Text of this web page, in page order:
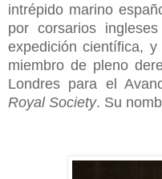
intrépido marino
por corsarios
expedición científica,
miembro de pleno
Londres para el
Royal Society. Su